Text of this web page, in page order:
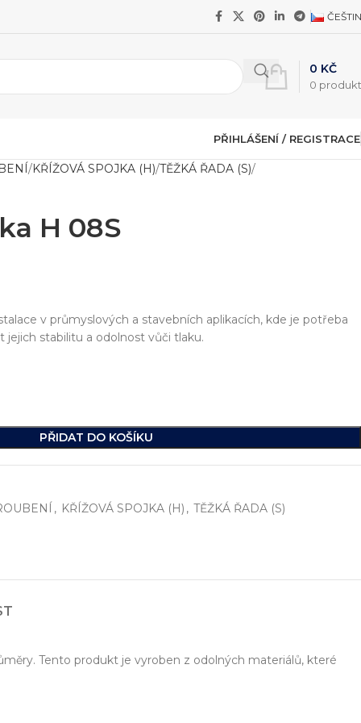
0
0 KČ
na světě.
PŘIHLÁŠENÍ / REGISTRACE
KŘÍŽOVÁ SPOJKA (H) TĚŽKÁ ŘADA (S)
H 08S
v průmyslových a stavebních aplikacích, kde je potřeba
jejich stabilitu a odolnost vůči tlaku.
PŘIDAT DO KOŠÍKU
, KŘÍŽOVÁ SPOJKA (H) , TĚŽKÁ ŘADA (S)
Tento produkt je vyroben z odolných materiálů, které